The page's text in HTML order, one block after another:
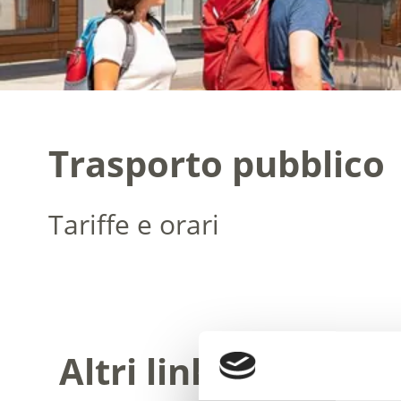
Trasporto pubblico
Tariffe e orari
Altri link